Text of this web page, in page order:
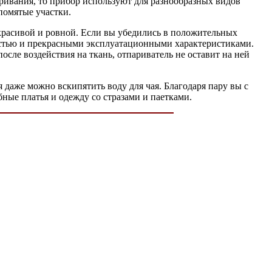
участки.
и ровной. Если вы убедились в положительных
и прекрасными эксплуатационными характеристиками.
воздействия на ткань, отпариватель не оставит на ней
можно вскипятить воду для чая. Благодаря пару вы с
платья и одежду со стразами и паетками.